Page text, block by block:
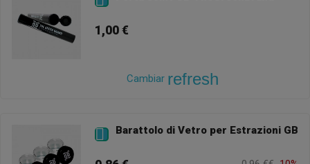
1,00 €
Cambiar refresh
 Barattolo di Vetro per Estrazioni GB